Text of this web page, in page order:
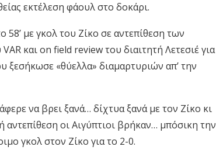
εκτέλεση φάουλ στο δοκάρι.
με γκολ του Ζίκο σε αντεπίθεση των
και on field review του διαιτητή Λετεσιέ για
«θύελλα» διαμαρτυριών απ’ την
να βρει ξανά… δίχτυα ξανά με τον Ζίκο κι
οι Αιγύπτιοι βρήκαν… μπόσικη την
γκολ στον Ζίκο για το 2-0.